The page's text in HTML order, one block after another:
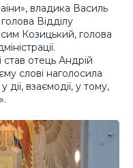
владика Василь
Відділу
Козицький, голова
став отець Андрій
слові наголосила
дії, взаємодії, у тому,